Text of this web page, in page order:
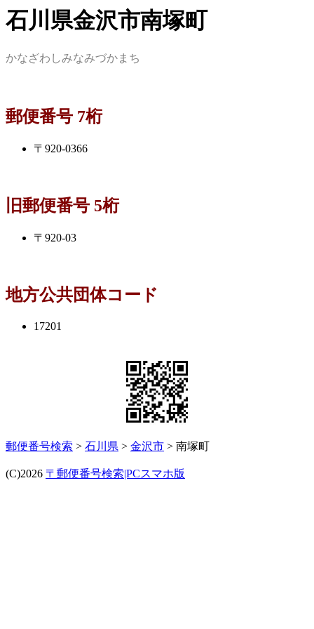
石川県金沢市南塚町
かなざわしみなみづかまち
郵便番号 7桁
〒920-0366
旧郵便番号 5桁
〒920-03
地方公共団体コード
17201
郵便番号検索 > 石川県 > 金沢市 > 南塚町
(C)2026 〒郵便番号検索|PCスマホ版